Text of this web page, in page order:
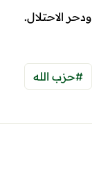
ودحر الاحتلال.
#حزب الله